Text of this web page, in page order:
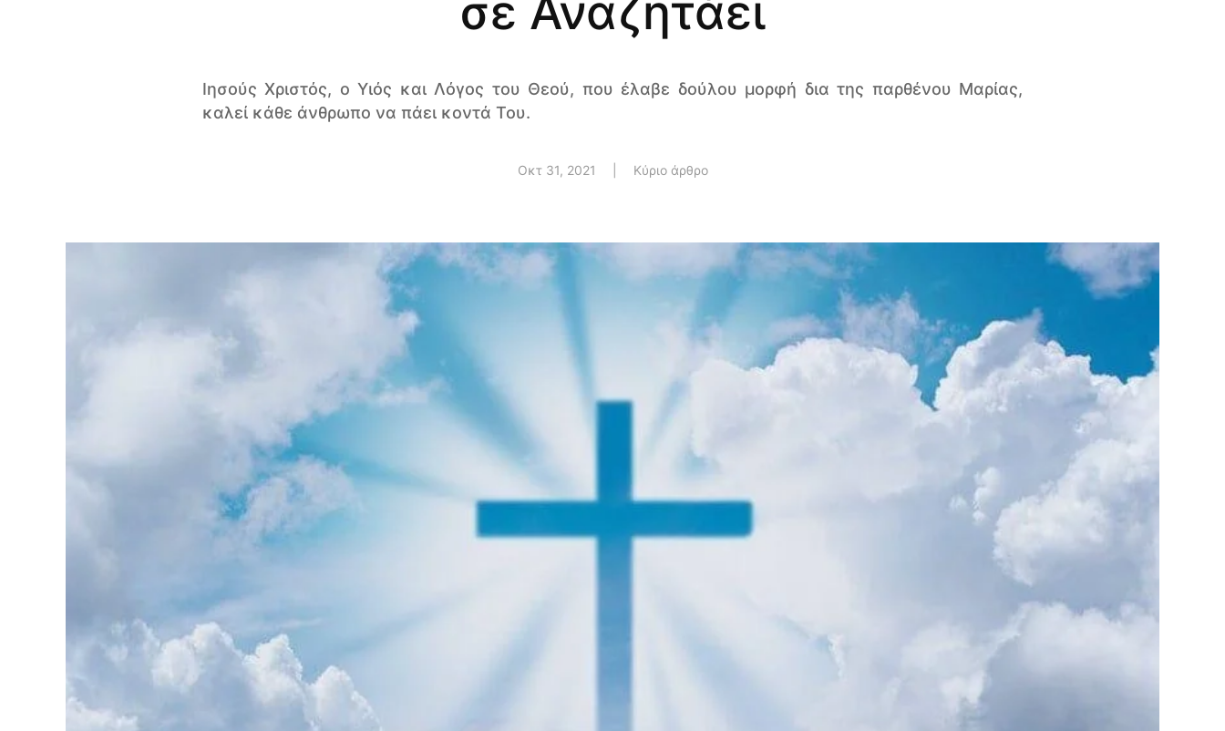
σε Αναζητάει
Ιησούς Χριστός, ο Υιός και Λόγος του Θεού, που έλαβε δούλου μορφή δια της παρθένου Μαρίας,
καλεί κάθε άνθρωπο να πάει κοντά Του.
Οκτ 31, 2021 Κύριο άρθρο